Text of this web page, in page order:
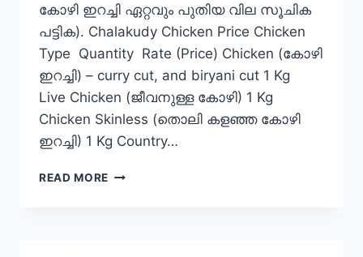
കോഴി ഇറച്ചി ഏറ്റവും പുതിയ വില സൂചിക
പട്ടിക). Chalakudy Chicken Price Chicken
Type Quantity Rate (Price) Chicken (കോഴി
ഇറച്ചി) – curry cut, and biryani cut 1 Kg
Live Chicken (ജീവനുള്ള കോഴി) 1 Kg
Chicken Skinless (തൊലി കളഞ്ഞ കോഴി
ഇറച്ചി) 1 Kg Country…
READ MORE CHICKEN